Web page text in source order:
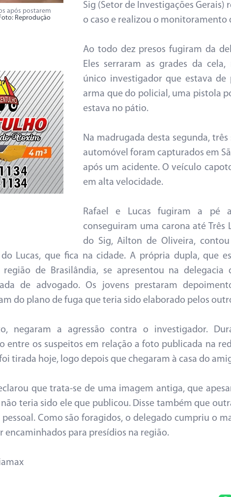
após postarem
Reprodução
Sig (Setor de Investigações Gerais)
o caso e realizou o monitoramento
Ao todo dez presos fugiram da
Eles serraram as grades da
único investigador que estava de
arma que do policial, uma pistola
estava no pátio.
Na madrugada desta segunda,
automóvel foram capturados em
após um acidente. O veículo
em alta velocidade.
Rafael e Lucas fugiram a pé
conseguiram uma carona até Três
do Sig, Ailton de Oliveira,
do Lucas, que fica na cidade. A própria dupla, que
região de Brasilândia, se apresentou na
de advogado. Os jovens prestaram
do plano de fuga que teria sido elaborado pelos
negaram a agressão contra o investigador.
entre os suspeitos em relação a foto publicada na
tirada hoje, logo depois que chegaram à casa do
que trata-se de uma imagem antiga, que
teria sido ele que publicou. Disse também que
pessoal. Como são foragidos, o delegado cumpriu o
encaminhados para presídios na região.